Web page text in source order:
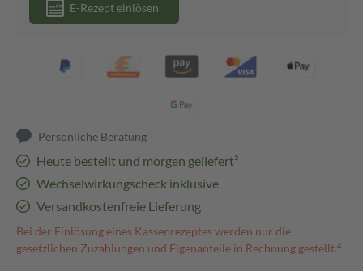
E-Rezept einlösen
Persönliche Beratung
Heute bestellt und morgen geliefert³
Wechselwirkungscheck inklusive
Versandkostenfreie Lieferung
Bei der Einlösung eines Kassenrezeptes werden nur die
gesetzlichen Zuzahlungen und Eigenanteile in Rechnung gestellt.⁴